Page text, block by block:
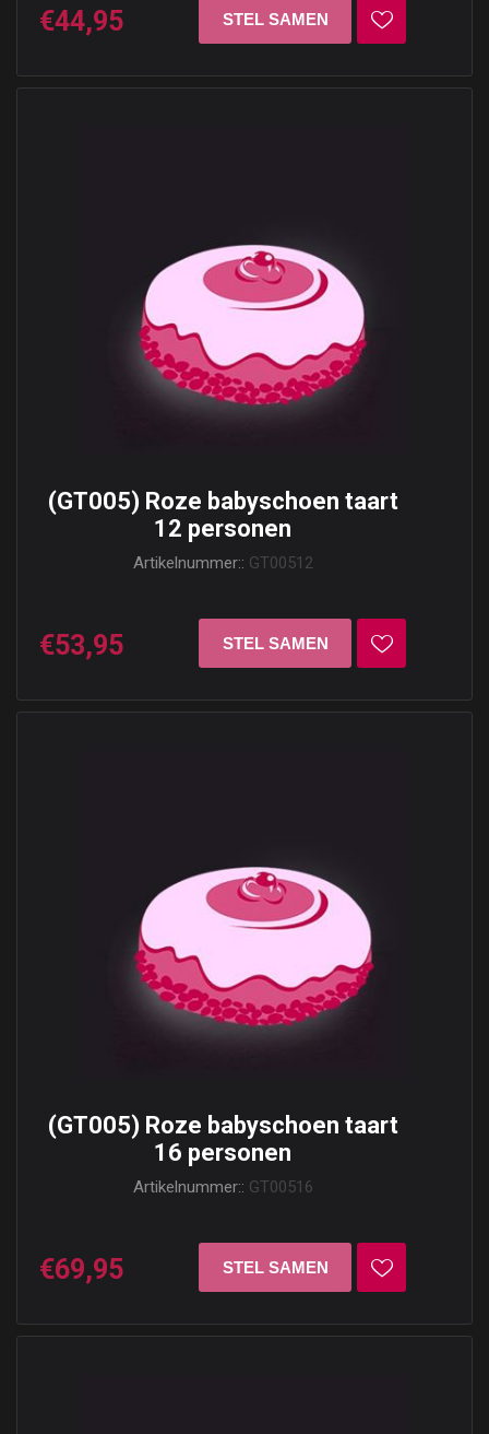
€44,95
(GT005) Roze babyschoen taart
12 personen
Artikelnummer:: GT00512
€53,95
(GT005) Roze babyschoen taart
16 personen
Artikelnummer:: GT00516
€69,95